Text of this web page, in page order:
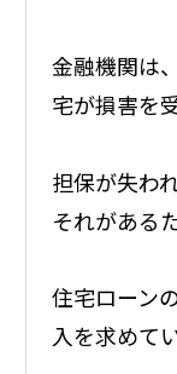
金融機関は
宅が損害を
担保が失わ
それがあるた
住宅ローン
入を求めて